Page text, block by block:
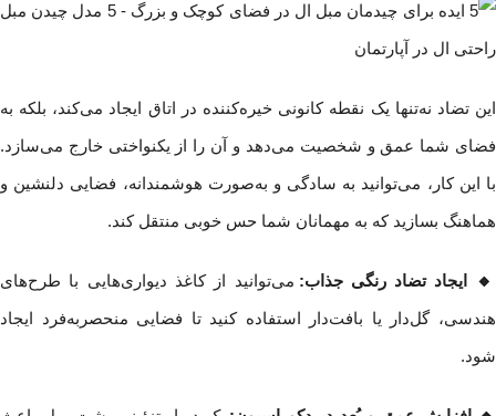
این تضاد نه‌تنها یک نقطه کانونی خیره‌کننده در اتاق ایجاد می‌کند، بلکه به
فضای شما عمق و شخصیت می‌دهد و آن را از یکنواختی خارج می‌سازد.
با این کار، می‌توانید به سادگی و به‌صورت هوشمندانه، فضایی دلنشین و
هماهنگ بسازید که به مهمانان شما حس خوبی منتقل کند.
🔸 ایجاد تضاد رنگی جذاب: می‌توانید از کاغذ دیواری‌هایی با طرح‌های
هندسی، گل‌دار یا بافت‌دار استفاده کنید تا فضایی منحصربه‌فرد ایجاد
شود.